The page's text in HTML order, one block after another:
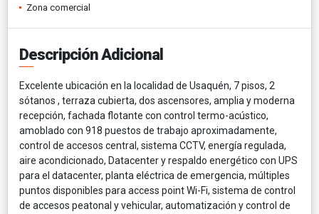
Zona comercial
Descripción Adicional
Excelente ubicación en la localidad de Usaquén, 7 pisos, 2
sótanos , terraza cubierta, dos ascensores, amplia y moderna
recepción, fachada flotante con control termo-acústico,
amoblado con 918 puestos de trabajo aproximadamente,
control de accesos central, sistema CCTV, energía regulada,
aire acondicionado, Datacenter y respaldo energético con UPS
para el datacenter, planta eléctrica de emergencia, múltiples
puntos disponibles para access point Wi-Fi, sistema de control
de accesos peatonal y vehicular, automatización y control de